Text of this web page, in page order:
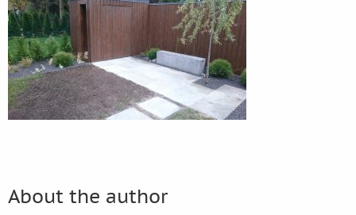
About the author